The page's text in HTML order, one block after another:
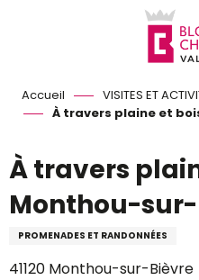
Accueil VISITES ET
À travers plaine et
À travers
Monthou-
PROMENADES ET RANDONNÉES
41120 Monthou-sur-Bièvre